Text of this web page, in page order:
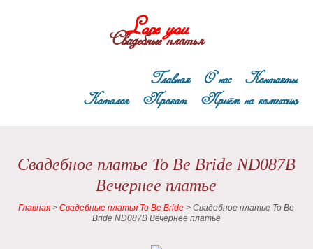
Love you
Свадебные платья
Контакты
О нас
Главная
Приём на комиссию
Прокат
Каталог
Свадебное платье To Be Bride ND087B
Вечернее платье
Главная >Свадебные платья To Be Bride >Свадебное платье To Be
Bride ND087B Вечернее платье